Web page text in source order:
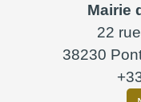
Mairie
22
38230